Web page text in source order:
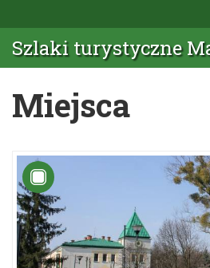
Szlaki turystyczne
Miejsca